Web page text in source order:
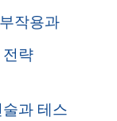
작용과
략
과 테스